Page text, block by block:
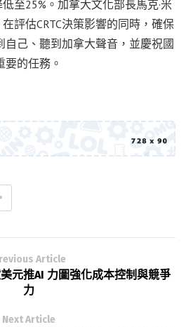
至25%。加拿大文化部長馬克·米
評估CRTC決策影響的同時，確保
自己、聽到加拿大聲音，並慶祝國
的任務。
Article
元推AI 力圖強化成本控制與競爭
力
Next Article